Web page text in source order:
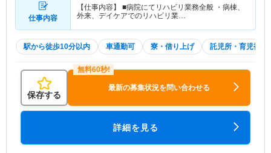
仕事内容
【仕事内容】 ■病院にてリハビリ業務全般 ・病棟、
外来、デイケアでのリハビリ業…
駅から徒歩10分以内 車通勤可 寮・借り上げ 託児所・育児補助
保存する
最新の募集状況を問い合わせる
詳細を見る